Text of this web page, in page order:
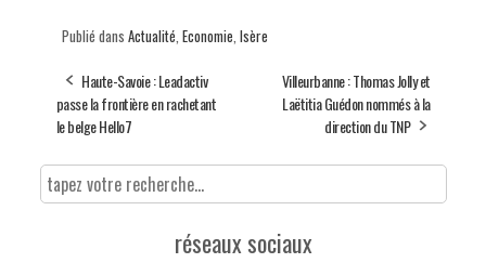
Publié dans Actualité Economie Isère
Haute-Savoie : Leadactiv
passe la frontière en rachetant
le belge Hello7
Villeurbanne : Thomas Jolly et
Laëtitia Guédon nommés à la
direction du TNP
réseaux sociaux